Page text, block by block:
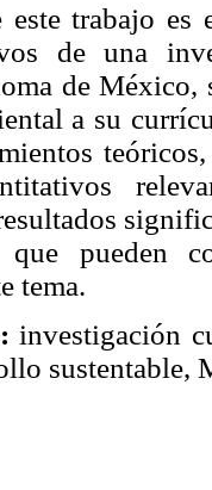
trabajo es
de una
de México,
a su
que pueden
tema.
investigación
sustentable,